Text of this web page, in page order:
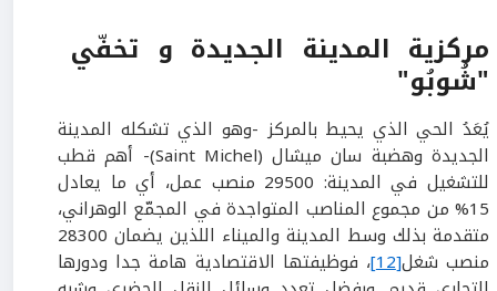
مركزية المدينة الجديدة و تخفّي
"شُوبُو"
يُعَدُ الحي الذي يحيط بالمركز -وهو الذي تشكله المدينة
الجديدة وهضبة سان ميشال (Saint Michel)- أهم قطب
للتشغيل في المدينة: 29500 منصب عمل، أي ما يعادل
15% من مجموع المناصب المتواجدة في المجمّع الوهراني،
متقدمة بذلك وسط المدينة والميناء اللذين يضمان 28300
منصب شغل[12]
، فوظيفتها الاقتصادية هامة جدا ودورها